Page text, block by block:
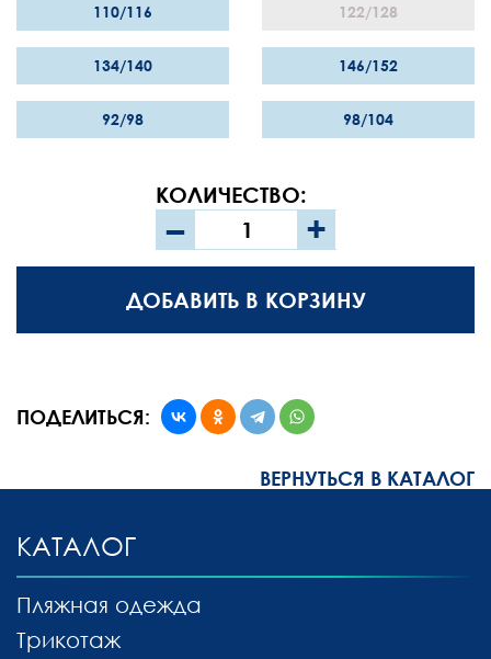
110/116 122/128
134/140 146/152
92/98 98/104
КОЛИЧЕСТВО:
– +
ДОБАВИТЬ В КОРЗИНУ
ПОДЕЛИТЬСЯ:
ВЕРНУТЬСЯ В КАТАЛОГ
КАТАЛОГ
Пляжная одежда
Трикотаж